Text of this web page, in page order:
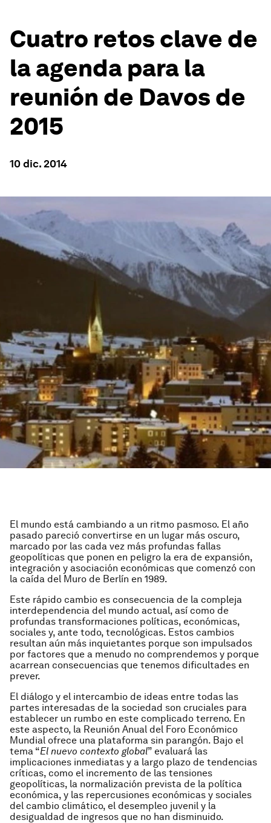
Cuatro retos clave de
la agenda para la
reunión de Davos de
2015
10 dic. 2014
El mundo está cambiando a un ritmo pasmoso. El año
pasado pareció convertirse en un lugar más oscuro,
marcado por las cada vez más profundas fallas
geopolíticas que ponen en peligro la era de expansión,
integración y asociación económicas que comenzó con
la caída del Muro de Berlín en 1989.
Este rápido cambio es consecuencia de la compleja
interdependencia del mundo actual, así como de
profundas transformaciones políticas, económicas,
sociales y, ante todo, tecnológicas. Estos cambios
resultan aún más inquietantes porque son impulsados
por factores que a menudo no comprendemos y porque
acarrean consecuencias que tenemos dificultades en
prever.
El diálogo y el intercambio de ideas entre todas las
partes interesadas de la sociedad son cruciales para
establecer un rumbo en este complicado terreno. En
este aspecto, la Reunión Anual del Foro Económico
Mundial ofrece una plataforma sin parangón. Bajo el
tema “El nuevo contexto global” evaluará las
implicaciones inmediatas y a largo plazo de tendencias
críticas, como el incremento de las tensiones
geopolíticas, la normalización prevista de la política
económica, y las repercusiones económicas y sociales
del cambio climático, el desempleo juvenil y la
desigualdad de ingresos que no han disminuido.